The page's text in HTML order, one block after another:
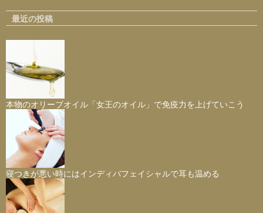
最近の投稿
本物のオリーブオイル「女王のオイル」で免疫力を上げていこう
寝つきが悪い時にはインディバフェイシャルで耳も温める